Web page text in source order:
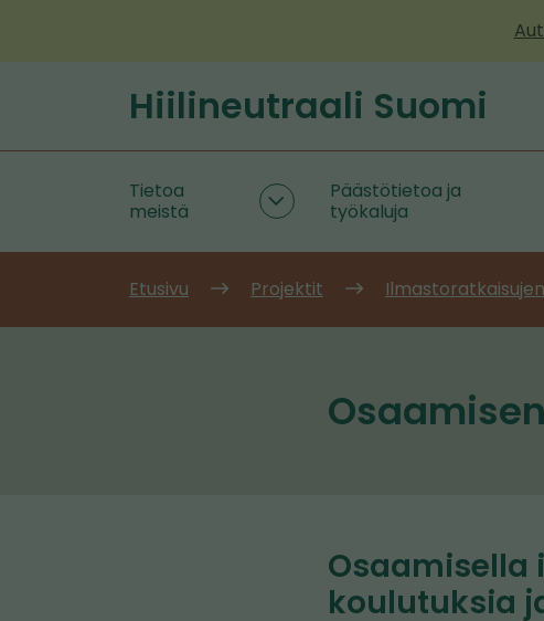
Etusivu
Hiilineutraali Suomi
Tietoa
meistä
Tietoa
alasivut
Päästötietoa ja
työkaluja
Etusivu Projektit
Osaamisella
koulutuksia